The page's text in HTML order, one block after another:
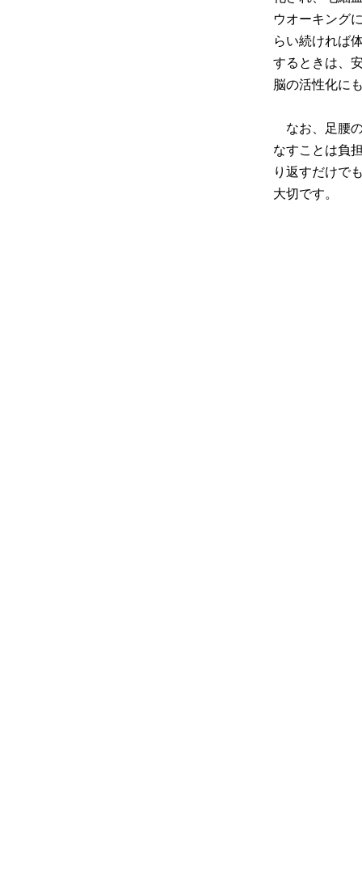
ウオーキング
らい続ければ
するときは、
脳の活性化に
なお、足腰
なすことは負
り返すだけで
大切です。